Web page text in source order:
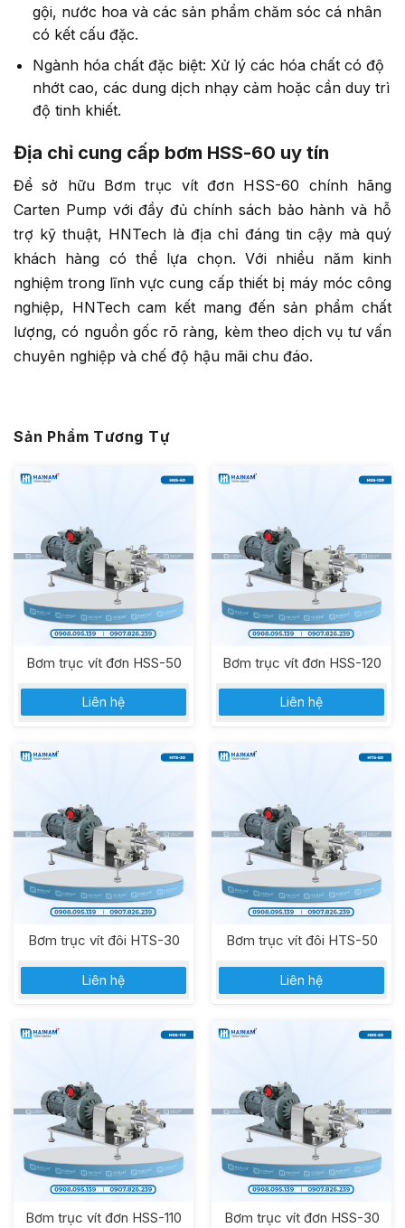
gội, nước hoa và các sản phẩm chăm sóc cá nhân
có kết cấu đặc.
Ngành hóa chất đặc biệt: Xử lý các hóa chất có độ
nhớt cao, các dung dịch nhạy cảm hoặc cần duy trì
độ tinh khiết.
Địa chỉ cung cấp bơm HSS-60 uy tín
Để sở hữu Bơm trục vít đơn HSS-60 chính hãng
Carten Pump với đầy đủ chính sách bảo hành và hỗ
trợ kỹ thuật, HNTech là địa chỉ đáng tin cậy mà quý
khách hàng có thể lựa chọn. Với nhiều năm kinh
nghiệm trong lĩnh vực cung cấp thiết bị máy móc công
nghiệp, HNTech cam kết mang đến sản phẩm chất
lượng, có nguồn gốc rõ ràng, kèm theo dịch vụ tư vấn
chuyên nghiệp và chế độ hậu mãi chu đáo.
Sản Phẩm Tương Tự
Bơm trục vít đơn HSS-50
Liên hệ
Bơm trục vít đơn HSS-120
Liên hệ
Bơm trục vít đôi HTS-30
Liên hệ
Bơm trục vít đôi HTS-50
Liên hệ
Bơm trục vít đơn HSS-110 Bơm trục vít đơn HSS-30